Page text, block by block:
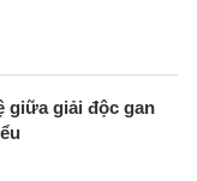
giữa giải độc gan